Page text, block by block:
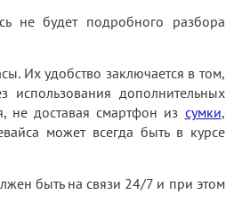
не будет подробного разбора
Их удобство заключается в том,
дополнительных
не доставая смартфон из сумки,
может всегда быть в курсе
быть на связи 24/7 и при этом